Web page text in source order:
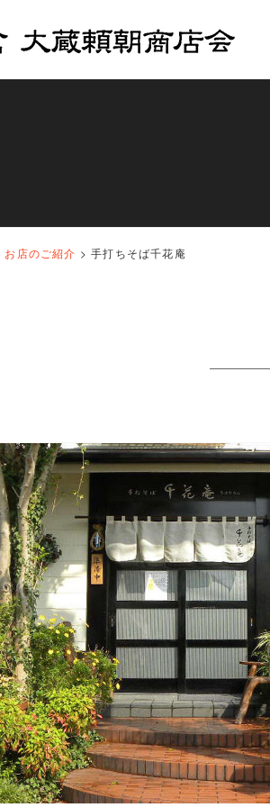
お店のご紹介 >手打ちそば千花庵